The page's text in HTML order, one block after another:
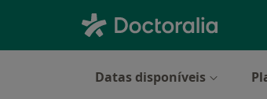
Datas disponíveis